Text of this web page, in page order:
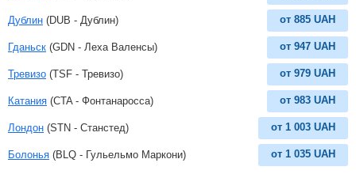
Дублин (DUB - Дублин) от 885 UAH
Гданьск (GDN - Леха Валенсы) от 947 UAH
Тревизо (TSF - Тревизо) от 979 UAH
Катания (CTA - Фонтанаросса) от 983 UAH
Лондон (STN - Станстед) от 1 003 UAH
Болонья (BLQ - Гульельмо Маркони) от 1 035 UAH